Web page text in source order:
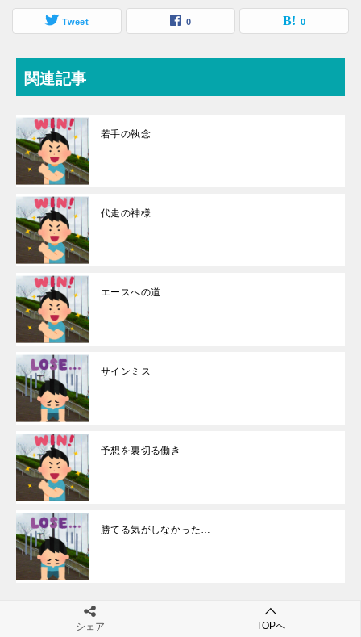
Tweet 0 0
関連記事
若手の執念
代走の神様
エースへの道
サインミス
予想を裏切る働き
勝てる気がしなかった…
シェア TOPへ